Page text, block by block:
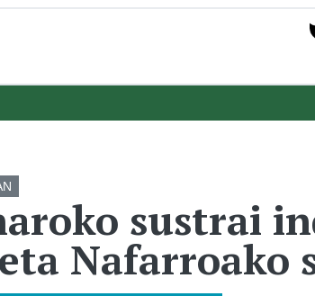
sustrai
Nafarroako